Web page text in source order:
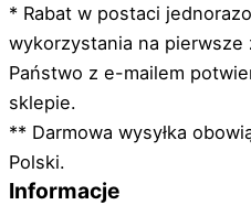
* Rabat w postaci
wykorzystania na pierwsze
Państwo z e-mailem
sklepie.
** Darmowa wysyłka
Polski.
Informacje